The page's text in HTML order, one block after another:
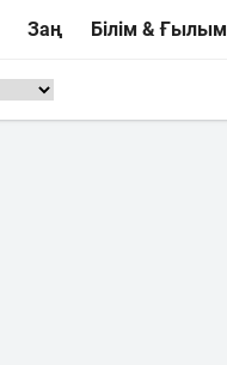
Заң Білім & Ғылым